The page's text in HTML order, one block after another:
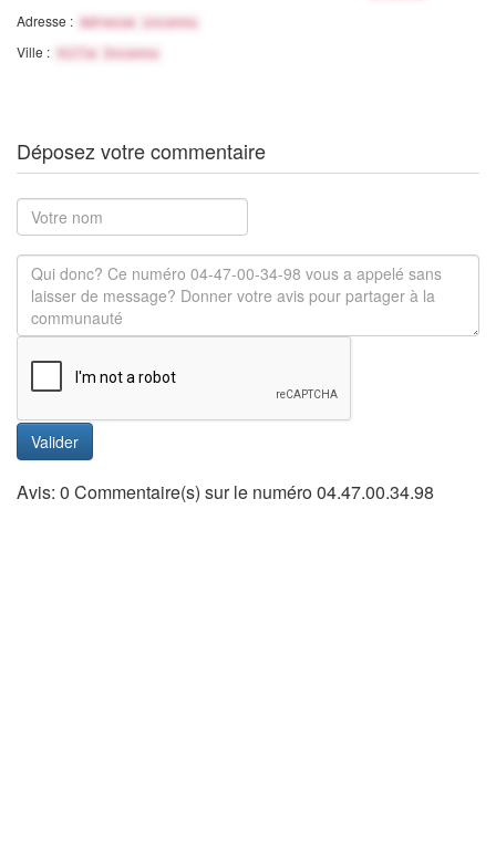
Adresse : Adresse inconnu
Ville : Ville Inconnu
Déposez votre commentaire
Valider
Avis: 0 Commentaire(s) sur le numéro 04.47.00.34.98